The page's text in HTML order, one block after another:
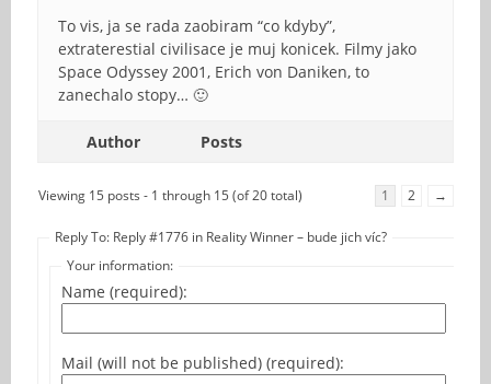
To vis, ja se rada zaobiram “co kdyby”,
extraterestial civilisace je muj konicek. Filmy jako
Space Odyssey 2001, Erich von Daniken, to
zanechalo stopy… 🙂
Author Posts
Viewing 15 posts - 1 through 15 (of 20 total) 1 2 →
Reply To: Reply #1776 in Reality Winner – bude jich víc?
Your information:
Name (required):
Mail (will not be published) (required):